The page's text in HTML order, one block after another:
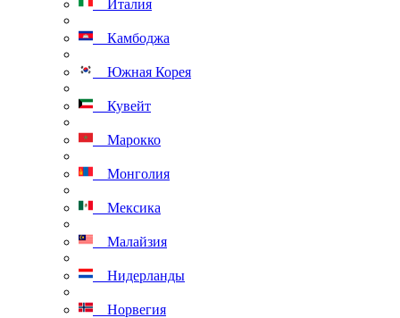
Италия
Камбоджа
Южная Корея
Кувейт
Марокко
Монголия
Мексика
Малайзия
Нидерланды
Норвегия